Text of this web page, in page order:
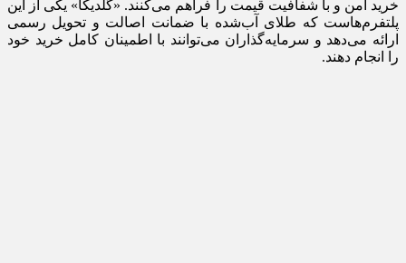
خرید امن و با شفافیت قیمت را فراهم می‌کنند. «گلدیکا» یکی از این
پلتفرم‌هاست که طلای آب‌شده با ضمانت اصالت و تحویل رسمی
ارائه می‌دهد و سرمایه‌گذاران می‌توانند با اطمینان کامل خرید خود
را انجام دهند.